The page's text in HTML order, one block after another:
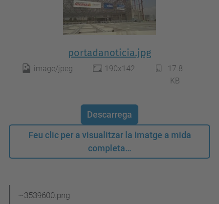
portadanoticia.jpg
image/jpeg 190x142
17.8
KB
Descarrega
Feu clic per a visualitzar la imatge a mida
completa…
~3539600.png